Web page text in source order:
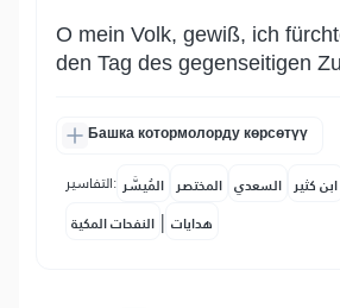
O mein Volk, gewiß, ich
den Tag des gegenseitigen
Башка котормолорду көрсөтүү
التفاسير: المُيسَّر المختصر السعدي ابن كثير
النفحات المكية | هدايات